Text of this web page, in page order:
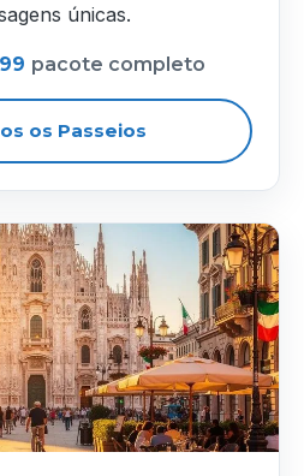
únicas.
pacote completo
os Passeios